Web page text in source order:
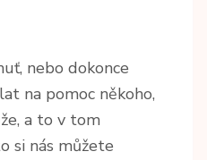
nebo dokonce
na pomoc někoho,
a to v tom
si nás můžete